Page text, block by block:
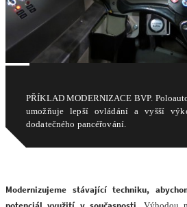
PŘÍKLAD MODERNIZACE BVP.
umožňuje lepší ovládání a vyšší
dodatečného pancéřování.
Modernizujeme stávající techniku,